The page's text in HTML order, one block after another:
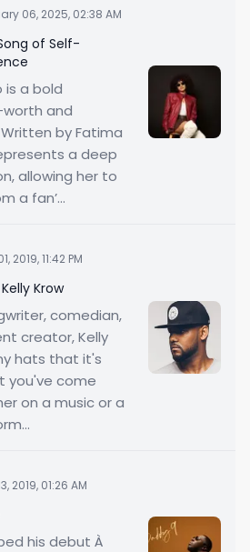
06, 2025, 02:38 AM
of Self-
is a bold
and
by Fatima
a deep
allowing her to
a fan’...
2019, 11:42 PM
Krow
comedian,
creator, Kelly
hats that it's
you've come
on a music or a
2019, 01:26 AM
his debut À